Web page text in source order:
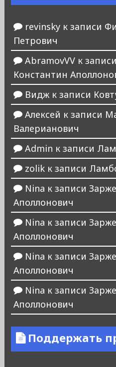
revinskyк записи
Петрович
AbramovVVк записи
Константин
Виджк записи
Алексей к записи
Валерианович
Admin к записи
zolikк записи
Nina к записи
Аполлонович
Nina к записи
Аполлонович
Nina к записи
Аполлонович
Nina к записи
Аполлонович
Поддержать